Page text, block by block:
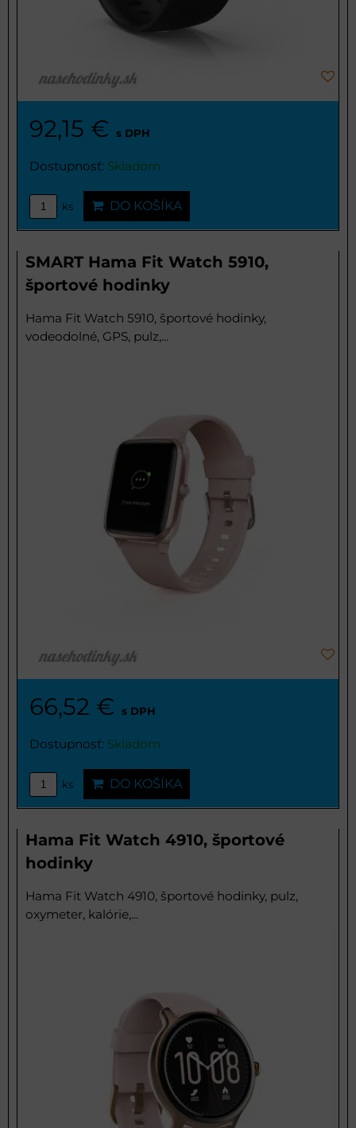
92,15 € s DPH
Dostupnosť: Skladom
ks DO KOŠÍKA
SMART Hama Fit Watch 5910,
športové hodinky
Hama Fit Watch 5910, športové hodinky,
vodeodolné, GPS, pulz,...
66,52 € s DPH
Dostupnosť: Skladom
ks DO KOŠÍKA
Hama Fit Watch 4910, športové
hodinky
Hama Fit Watch 4910, športové hodinky, pulz,
oxymeter, kalórie,...